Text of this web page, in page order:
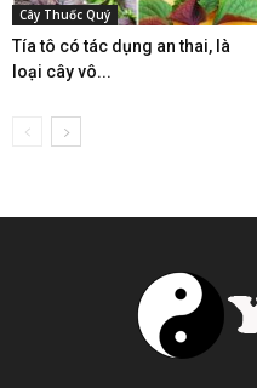
Cây Thuốc Quý
Tía tô có tác dụng an thai, là
loại cây vô...